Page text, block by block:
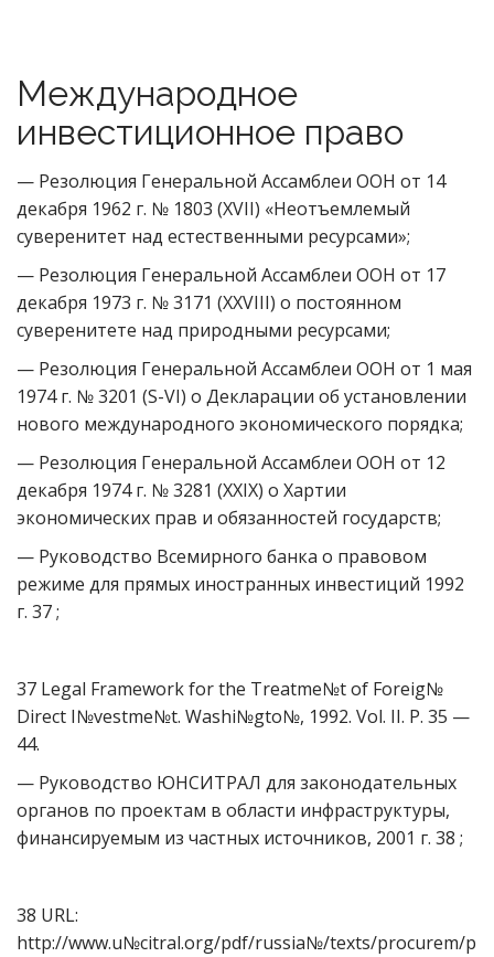
Международное
инвестиционное право
— Резолюция Генеральной Ассамблеи ООН от 14
декабря 1962 г. № 1803 (XVII) «Неотъемлемый
суверенитет над естественными ресурсами»;
— Резолюция Генеральной Ассамблеи ООН от 17
декабря 1973 г. № 3171 (XXVIII) о постоянном
суверенитете над природными ресурсами;
— Резолюция Генеральной Ассамблеи ООН от 1 мая
1974 г. № 3201 (S-VI) о Декларации об установлении
нового международного экономического порядка;
— Резолюция Генеральной Ассамблеи ООН от 12
декабря 1974 г. № 3281 (XXIX) о Хартии
экономических прав и обязанностей государств;
— Руководство Всемирного банка о правовом
режиме для прямых иностранных инвестиций 1992
г. 37 ;
37 Legal Framework for the Treatme№t of Foreig№
Direct I№vestme№t. Washi№gto№, 1992. Vol. II. P. 35 —
44.
— Руководство ЮНСИТРАЛ для законодательных
органов по проектам в области инфраструктуры,
финансируемым из частных источников, 2001 г. 38 ;
38 URL:
http://www.u№citral.org/pdf/russia№/texts/procurem/p